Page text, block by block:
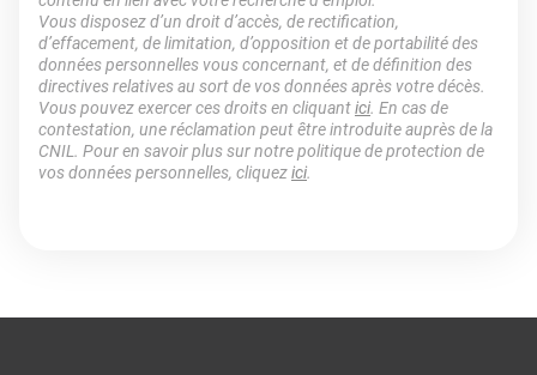
Vous disposez d’un droit d’accès, de rectification,
d’effacement, de limitation, d’opposition et de portabilité des
données personnelles vous concernant, et de définition des
directives relatives au sort de vos données après votre décès.
Vous pouvez exercer ces droits en cliquantici. En cas de
contestation, une réclamation peut être introduite auprès de la
CNIL. Pour en savoir plus sur notre politique de protection de
vos données personnelles, cliquezici.